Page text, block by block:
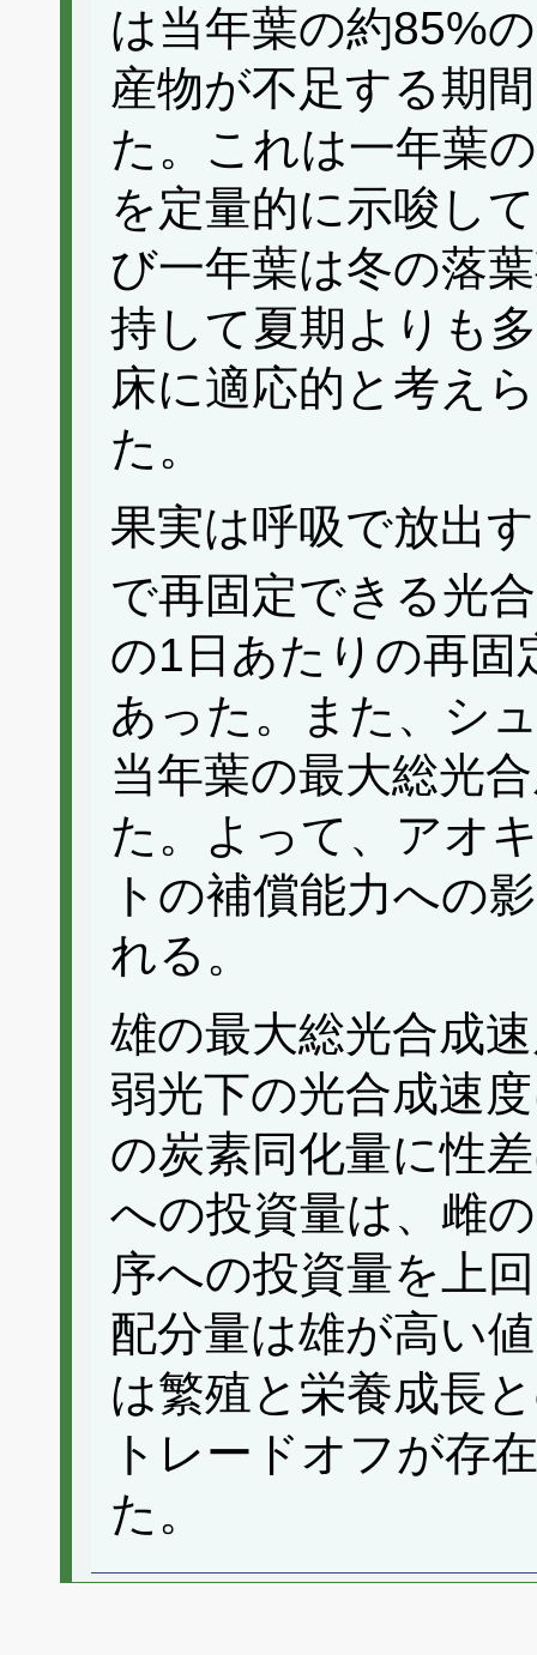
は当年葉の約85%
産物が不足する期
た。これは一年葉
を定量的に示唆し
び一年葉は冬の落
持して夏期よりも
床に適応的と考え
た。
果実は呼吸で放出
で再固定できる光
の1日あたりの再固
あった。また、シ
当年葉の最大総光
た。よって、アオ
トの補償能力への
れる。
雄の最大総光合成
弱光下の光合成速
の炭素同化量に性
への投資量は、雌
序への投資量を上
配分量は雄が高い
は繁殖と栄養成長
トレードオフが存
た。